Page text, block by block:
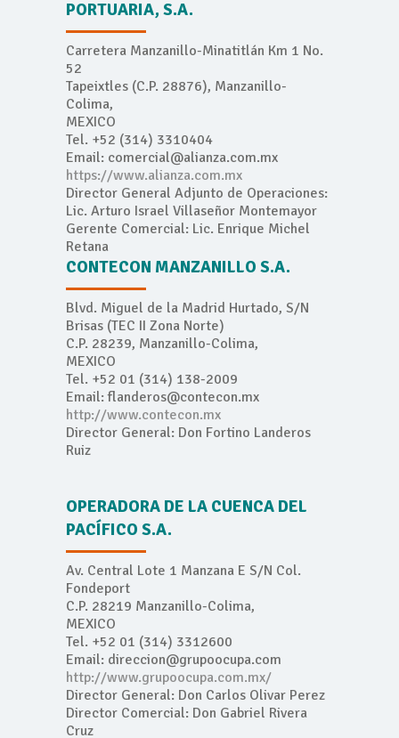
PORTUARIA, S.A.
Carretera Manzanillo-Minatitlán Km 1 No.
52
Tapeixtles (C.P. 28876), Manzanillo-
Colima,
MEXICO
Tel. +52 (314) 3310404
Email: comercial@alianza.com.mx
https://www.alianza.com.mx
Director General Adjunto de Operaciones:
Lic. Arturo Israel Villaseñor Montemayor
Gerente Comercial: Lic. Enrique Michel
Retana
CONTECON MANZANILLO S.A.
Blvd. Miguel de la Madrid Hurtado, S/N
Brisas (TEC II Zona Norte)
C.P. 28239, Manzanillo-Colima,
MEXICO
Tel. +52 01 (314) 138-2009
Email: flanderos@contecon.mx
http://www.contecon.mx
Director General: Don Fortino Landeros
Ruiz
OPERADORA DE LA CUENCA DEL
PACÍFICO S.A.
Av. Central Lote 1 Manzana E S/N Col.
Fondeport
C.P. 28219 Manzanillo-Colima,
MEXICO
Tel. +52 01 (314) 3312600
Email: direccion@grupoocupa.com
http://www.grupoocupa.com.mx/
Director General: Don Carlos Olivar Perez
Director Comercial: Don Gabriel Rivera
Cruz